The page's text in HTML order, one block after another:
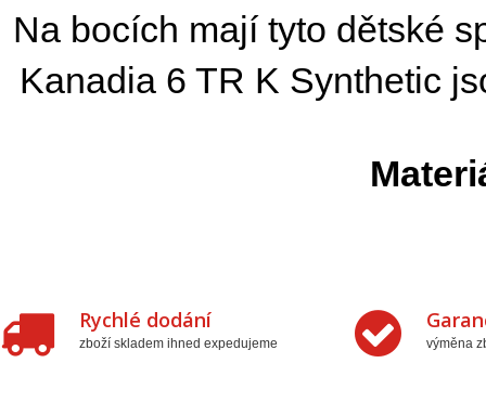
Na bocích mají tyto dětské
Kanadia 6 TR K Synthetic
Rychlé dodání
zboží skladem ihned expedujeme výměna